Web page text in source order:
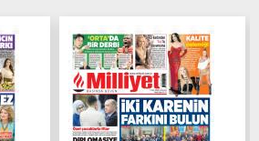
ilişkin görüşlerini, Genel Yayın
Yönetmenimiz Rifat Kural’a
anlattı.